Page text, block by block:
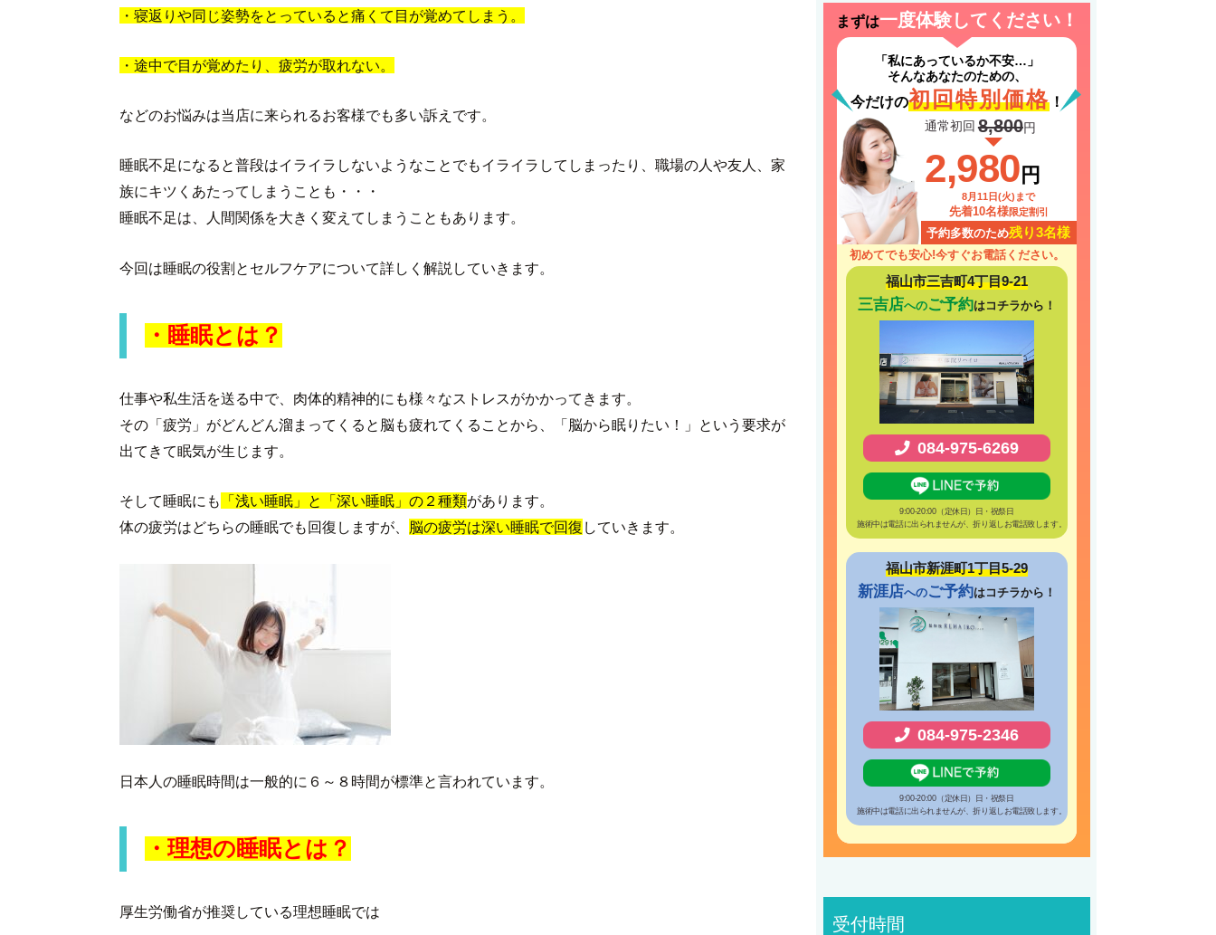
・寝返りや同じ姿勢をとっていると痛くて目が覚めてしまう。
・途中で目が覚めたり、疲労が取れない。
などのお悩みは当店に来られるお客様でも多い訴えです。
睡眠不足になると普段はイライラしないようなことでもイライラしてしまったり、職場の人や友人、家
族にキツくあたってしまうことも・・・
睡眠不足は、人間関係を大きく変えてしまうこともあります。
今回は睡眠の役割とセルフケアについて詳しく解説していきます。
・睡眠とは？
仕事や私生活を送る中で、肉体的精神的にも様々なストレスがかかってきます。
その「疲労」がどんどん溜まってくると脳も疲れてくることから、「脳から眠りたい！」という要求が
出てきて眠気が生じます。
そして睡眠にも 「浅い睡眠」と「深い睡眠」の２種類があります。
体の疲労はどちらの睡眠でも回復しますが、
脳の疲労は深い睡眠で回復 していきます。
日本人の睡眠時間は一般的に６～８時間が標準と言われています。
・理想の睡眠とは？
厚生労働省が推奨している理想睡眠では
まずは一度体験してください！
「私にあっているか不安…」
そんなあなたのための、
今だけの初回特別価格！
通常初回 8,800円
2,980 円
8月11日(火)まで
先着10名様限定割引
予約多数のため残り3名様
初めてでも安心!今すぐお電話ください。
福山市三吉町4丁目9-21
三吉店へのご予約はコチラから！
084-975-6269
9:00-20:00（定休日）日・祝祭日
施術中は電話に出られませんが、折り返しお電話致します。
福山市新涯町1丁目5-29
新涯店へのご予約はコチラから！
084-975-2346
9:00-20:00（定休日）日・祝祭日
施術中は電話に出られませんが、折り返しお電話致します。
受付時間